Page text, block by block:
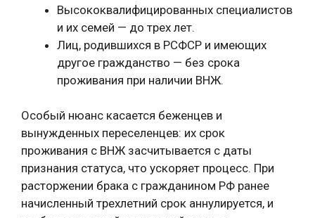
Высококвалифицированных специалистов
и их семей — до трех лет.
Лиц, родившихся в РСФСР и имеющих
другое гражданство — без срока
проживания при наличии ВНЖ.
Особый нюанс касается беженцев и
вынужденных переселенцев: их срок
проживания с ВНЖ засчитывается с даты
признания статуса, что ускоряет процесс. При
расторжении брака с гражданином РФ ранее
начисленный трехлетний срок аннулируется, и